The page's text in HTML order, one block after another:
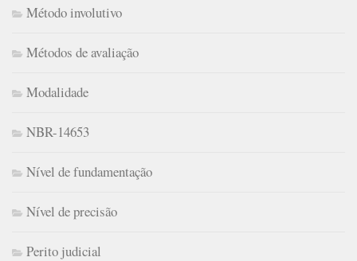
Método involutivo
Métodos de avaliação
Modalidade
NBR-14653
Nível de fundamentação
Nível de precisão
Perito judicial